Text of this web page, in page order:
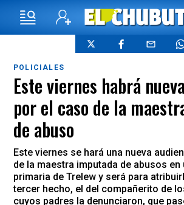
POLICIALES
Este viernes habrá
por el caso de la
de abuso
Este viernes se hará una nueva
de la maestra imputada de abusos en
primaria de Trelew y será para
tercer hecho, el del compañerito de
cuyos padres la denunciaron, que